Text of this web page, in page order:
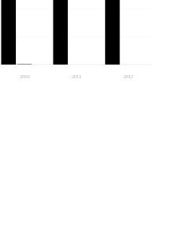
2010 2011 2012